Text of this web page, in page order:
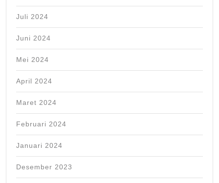
Juli 2024
Juni 2024
Mei 2024
April 2024
Maret 2024
Februari 2024
Januari 2024
Desember 2023